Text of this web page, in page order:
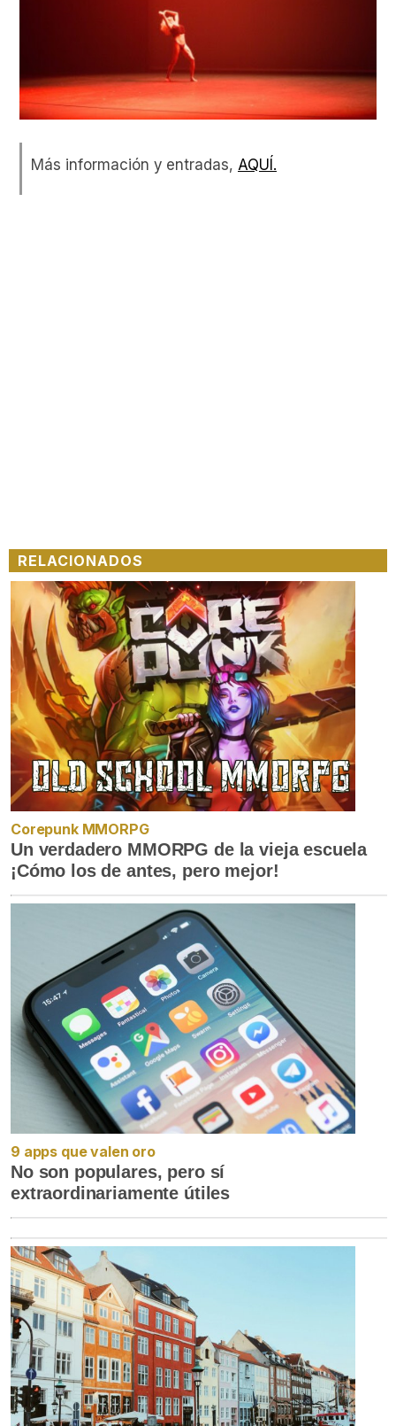
Más información y entradas, AQUÍ.
RELACIONADOS
Corepunk MMORPG
Un verdadero MMORPG de la vieja escuela
¡Cómo los de antes, pero mejor!
9 apps que valen oro
No son populares, pero sí
extraordinariamente útiles